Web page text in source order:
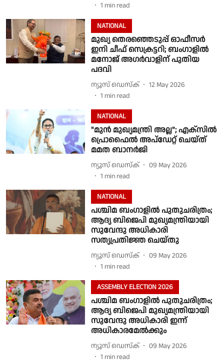
1 min read
NATIONAL
മുഖ്യ തെരഞ്ഞെടുപ്പ് ഓഫീസർ
ഇനി ചീഫ് സെക്രട്ടറി; ബംഗാളിൽ
മനോജ് അഗർവാളിന് പുതിയ
പദവി
ന്യൂസ് ഡെസ്ക്
12 May 2026
1 min read
NATIONAL
"മുൻ മുഖ്യമന്ത്രി അല്ല"; എക്സിൽ
പ്രൊഫൈൽ അപ്ഡേറ്റ് ചെയ്ത്
മമത ബാനർജി
ന്യൂസ് ഡെസ്ക്
09 May 2026
1 min read
NATIONAL
പശ്ചിമ ബംഗാളിൽ പുതുചരിത്രം;
ആദ്യ ബിജെപി മുഖ്യമന്ത്രിയായി
സുവേന്ദു അധികാരി
സത്യപ്രതിജ്ഞ ചെയ്തു
ന്യൂസ് ഡെസ്ക്
09 May 2026
1 min read
ASSEMBLY ELECTION 2026
പശ്ചിമ ബംഗാളിൽ പുതുചരിത്രം;
ആദ്യ ബിജെപി മുഖ്യമന്ത്രിയായി
സുവേന്ദു അധികാരി ഇന്ന്
അധികാരമേൽക്കും
ന്യൂസ് ഡെസ്ക്
09 May 2026
1 min read